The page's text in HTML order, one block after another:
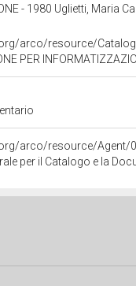
- 1980 Uglietti, Maria
arco/resource/
PER
arco/resource/Agent/
per il Catalogo e la